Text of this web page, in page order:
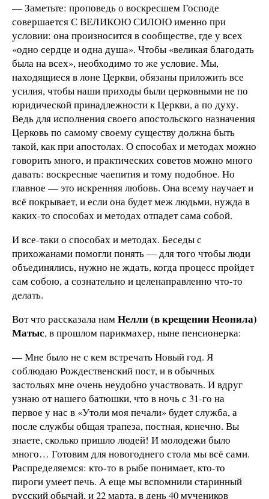
— Заметьте: проповедь о воскресшем Господе
совершается С ВЕЛИКОЮ СИЛОЮ именно при
условии: она произносится в сообществе, где у всех
«одно сердце и одна душа». Чтобы «великая благодать
была на всех», необходимо то же условие. Мы,
находящиеся в лоне Церкви, обязаны приложить все
усилия, чтобы наши приходы были церковными не по
юридической принадлежности к Церкви, а по духу.
Ведь для исполнения своего апостольского назначения
Церковь по самому своему существу должна быть
такой, как при апостолах. О способах и методах можно
говорить много, и практических советов можно много
давать: воскресные чаепития и тому подобное. Но
главное — это искренняя любовь. Она всему научает и
всё покрывает, и если она будет меж людьми, нужда в
каких-то способах и методах отпадет сама собой.
И все-таки о способах и методах. Беседы с
прихожанами помогли понять — для того чтобы люди
объединялись, нужно не ждать, когда процесс пройдет
сам собою, а сознательно и целенаправленно что-то
делать.
Вот что рассказала намНелли (в крещении Неонила)
Матыс, в прошлом парикмахер, ныне пенсионерка:
— Мне было не с кем встречать Новый год. Я
соблюдаю Рождественский пост, и в обычных
застольях мне очень неудобно участвовать. И вдруг
узнаю от нашего батюшки, что в ночь с 31-го на
первое у нас в «Утоли моя печали» будет служба, а
после службы общая трапеза, постная, конечно. Вы
знаете, сколько пришло людей! И молодежи было
много… Готовим для новогоднего стола мы всё сами.
Распределяемся: кто-то в рыбе понимает, кто-то
пироги умеет печь. А еще мы вспомнили старинный
русский обычай, и 22 марта, в день 40 мучеников